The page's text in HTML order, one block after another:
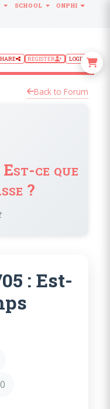
REGISTER LOGIN
Back to Forum
ce que
?
: Est-
SCHOOL ONPHI